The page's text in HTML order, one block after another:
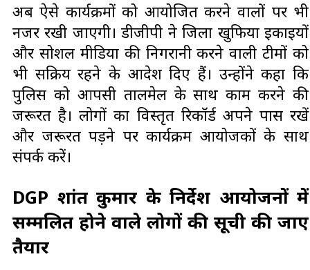
अब ऐसे कार्यक्रमों को आयोजित करने वालों पर भी
नजर रखी जाएगी। डीजीपी ने जिला खुफिया इकाइयों
और सोशल मीडिया की निगरानी करने वाली टीमों को
भी सक्रिय रहने के आदेश दिए हैं। उन्होंने कहा कि
पुलिस को आपसी तालमेल के साथ काम करने की
जरूरत है। लोगों का विस्तृत रिकॉर्ड अपने पास रखें
और जरूरत पड़ने पर कार्यक्रम आयोजकों के साथ
संपर्क करें।
DGP प्रशांत कुमार के निर्देश आयोजनों में
सम्मलित होने वाले लोगों की सूची की जाए
तैयार